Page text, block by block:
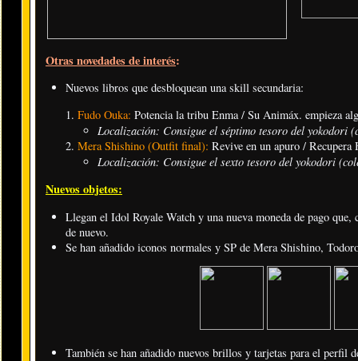
Otras novedades de interés:
Nuevos libros que desbloquean una skill secundaria:
Fudo Ouka: Potencia la tribu Enma / Su Animáx. empieza
Localización: Consigue el séptimo tesoro del yokodori
Mera Shishino (Outfit final): Revive en un apuro / Recupera
Localización: Consigue el sexto tesoro del yokodori
Nuevos objetos:
Llegan el Idol Royale Watch y una nueva moneda de pago
de nuevo.
Se han añadido iconos normales y SP de Mera Shishino,
También se han añadido nuevos brillos y tarjetas para el perfil